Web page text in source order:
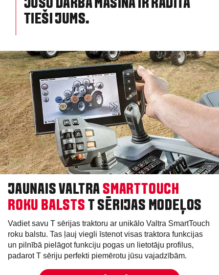
JŪSU DARBA MAŠĪNA IR RADĪTA
TIEŠI JUMS.
JAUNAIS VALTRA SMARTTOUCH
ROKU BALSTS T SĒRIJAS MODEĻOS
Vadiet savu T sērijas traktoru ar unikālo Valtra SmartTouch
roku balstu. Tas ļauj viegli īstenot visas traktora funkcijas
un pilnībā pielāgot funkciju pogas un lietotāju profilus,
padarot T sēriju perfekti piemērotu jūsu vajadzībām.